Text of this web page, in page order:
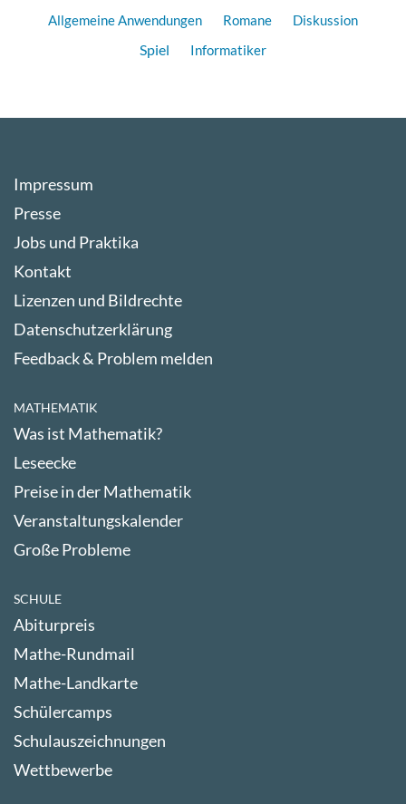
Allgemeine Anwendungen Romane
Diskussion
Spiel
Informatiker
Impressum
Presse
Jobs und Praktika
Kontakt
Lizenzen und Bildrechte
Datenschutzerklärung
Feedback & Problem melden
MATHEMATIK
Was ist Mathematik?
Leseecke
Preise in der Mathematik
Veranstaltungskalender
Große Probleme
SCHULE
Abiturpreis
Mathe-Rundmail
Mathe-Landkarte
Schülercamps
Schulauszeichnungen
Wettbewerbe